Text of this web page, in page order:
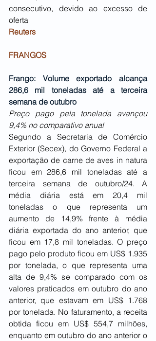
consecutivo, devido ao excesso de
oferta
Reuters
FRANGOS
Frango: Volume exportado alcança
286,6 mil toneladas até a terceira
semana de outubro
Preço pago pela tonelada avançou
9,4% no comparativo anual
Segundo a Secretaria de Comércio
Exterior (Secex), do Governo Federal a
exportação de carne de aves in natura
ficou em 286,6 mil toneladas até a
terceira semana de outubro/24. A
média diária está em 20,4 mil
toneladas o que representa um
aumento de 14,9% frente à média
diária exportada do ano anterior, que
ficou em 17,8 mil toneladas. O preço
pago pelo produto ficou em US$ 1.935
por tonelada, o que representa uma
alta de 9,4% se comparado com os
valores praticados em outubro do ano
anterior, que estavam em US$ 1.768
por tonelada. No faturamento, a receita
obtida ficou em US$ 554,7 milhões,
enquanto em outubro do ano anterior o